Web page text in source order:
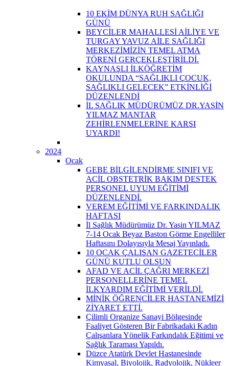
10 EKİM DÜNYA RUH SAĞLIĞI
GÜNÜ
BEYCİLER MAHALLESİ AİLİYE VE
TURGAY YAVUZ AİLE SAĞLIĞI
MERKEZİMİZİN TEMEL ATMA
TÖRENİ GERÇEKLEŞTİRİLDİ.
KAYNAŞLI İLKÖĞRETİM
OKULUNDA “SAĞLIKLI ÇOCUK,
SAĞLIKLI GELECEK” ETKİNLİĞİ
DÜZENLENDİ
İL SAĞLIK MÜDÜRÜMÜZ DR.YASİN
YILMAZ MANTAR
ZEHİRLENMELERİNE KARŞI
UYARDI!
2024
Ocak
GEBE BİLGİLENDİRME SINIFI VE
ACİL OBSTETRİK BAKIM DESTEK
PERSONEL UYUM EĞİTİMİ
DÜZENLENDİ.
VEREM EĞİTİMİ VE FARKINDALIK
HAFTASI
İl Sağlık Müdürümüz Dr. Yasin YILMAZ
7-14 Ocak Beyaz Baston Görme Engelliler
Haftasını Dolayısıyla Mesaj Yayınladı.
10 OCAK ÇALIŞAN GAZETECİLER
GÜNÜ KUTLU OLSUN
AFAD VE ACİL ÇAĞRI MERKEZİ
PERSONELLERİNE TEMEL
İLKYARDIM EĞİTİMİ VERİLDİ.
MİNİK ÖĞRENCİLER HASTANEMİZİ
ZİYARET ETTİ.
Çilimli Organize Sanayi Bölgesinde
Faaliyet Gösteren Bir Fabrikadaki Kadın
Çalışanlara Yönelik Farkındalık Eğitimi ve
Sağlık Taraması Yapıldı.
Düzce Atatürk Devlet Hastanesinde
Kimyasal, Biyolojik, Radyolojik, Nükleer